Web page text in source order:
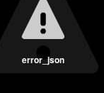
error_json